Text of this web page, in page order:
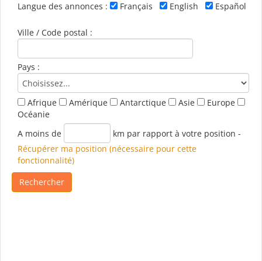
Langue des annonces :
Français English Español
Ville / Code postal :
Pays :
Afrique Amérique Antarctique Asie
Europe
Océanie
A moins de
km par rapport à votre position -
Récupérer ma position (nécessaire pour cette
fonctionnalité)